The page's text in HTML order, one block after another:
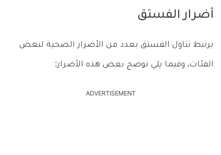
أضرار الفستق
يرتبط تناول الفستق بعدد من الأضرار الصحية لبعض
الفئات، وفيما يلي نوضح بعض هذه الأضرار:
ADVERTISEMENT